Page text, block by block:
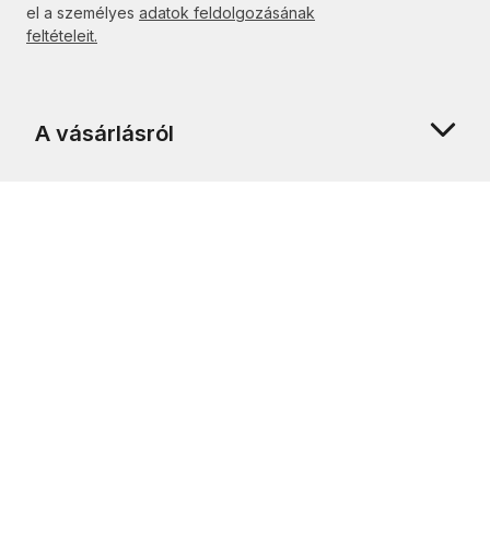
el a személyes adatok feldolgozásának
feltételeit.
A vásárlásról